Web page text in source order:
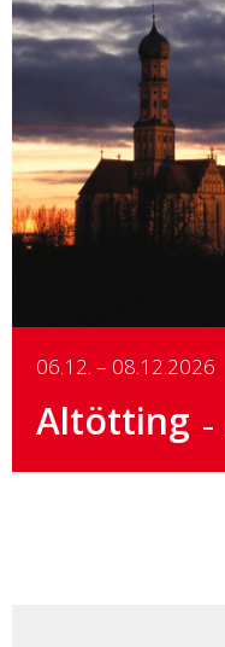
06.12. – 08.12.2026
Altötting